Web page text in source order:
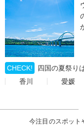
CHECK!
四国の夏祭り
香川
愛媛
今注目のスポット